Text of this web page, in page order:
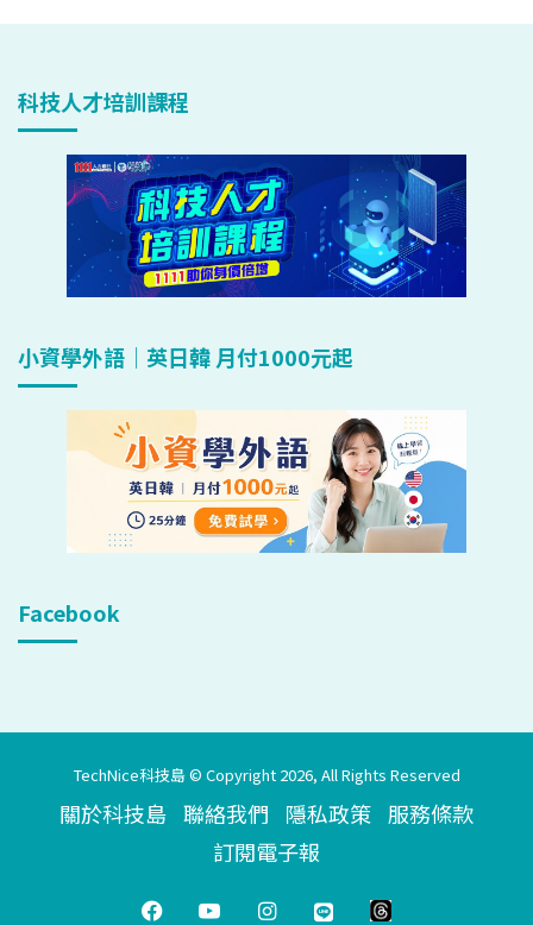
科技人才培訓課程
小資學外語｜英日韓 月付1000元起
Facebook
TechNice科技島 © Copyright 2026, All Rights Reserved
關於科技島 聯絡我們 隱私政策 服務條款
訂閱電子報